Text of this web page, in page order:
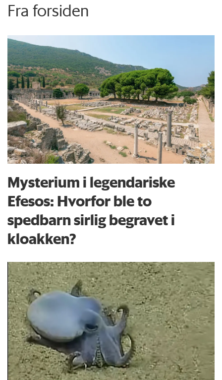
Fra forsiden
Mysterium i legendariske
Efesos: Hvorfor ble to
spedbarn sirlig begravet i
kloakken?